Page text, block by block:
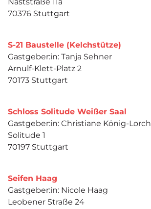
70376 Stuttgart
S-21 Baustelle (Kelchstütze)
Gastgeber:in: Tanja Sehner
Arnulf-Klett-Platz 2
70173 Stuttgart
Schloss Solitude Weißer Saal
Gastgeber:in: Christiane König-Lorch
Solitude 1
70197 Stuttgart
Seifen Haag
Gastgeber:in: Nicole Haag
Leobener Straße 24